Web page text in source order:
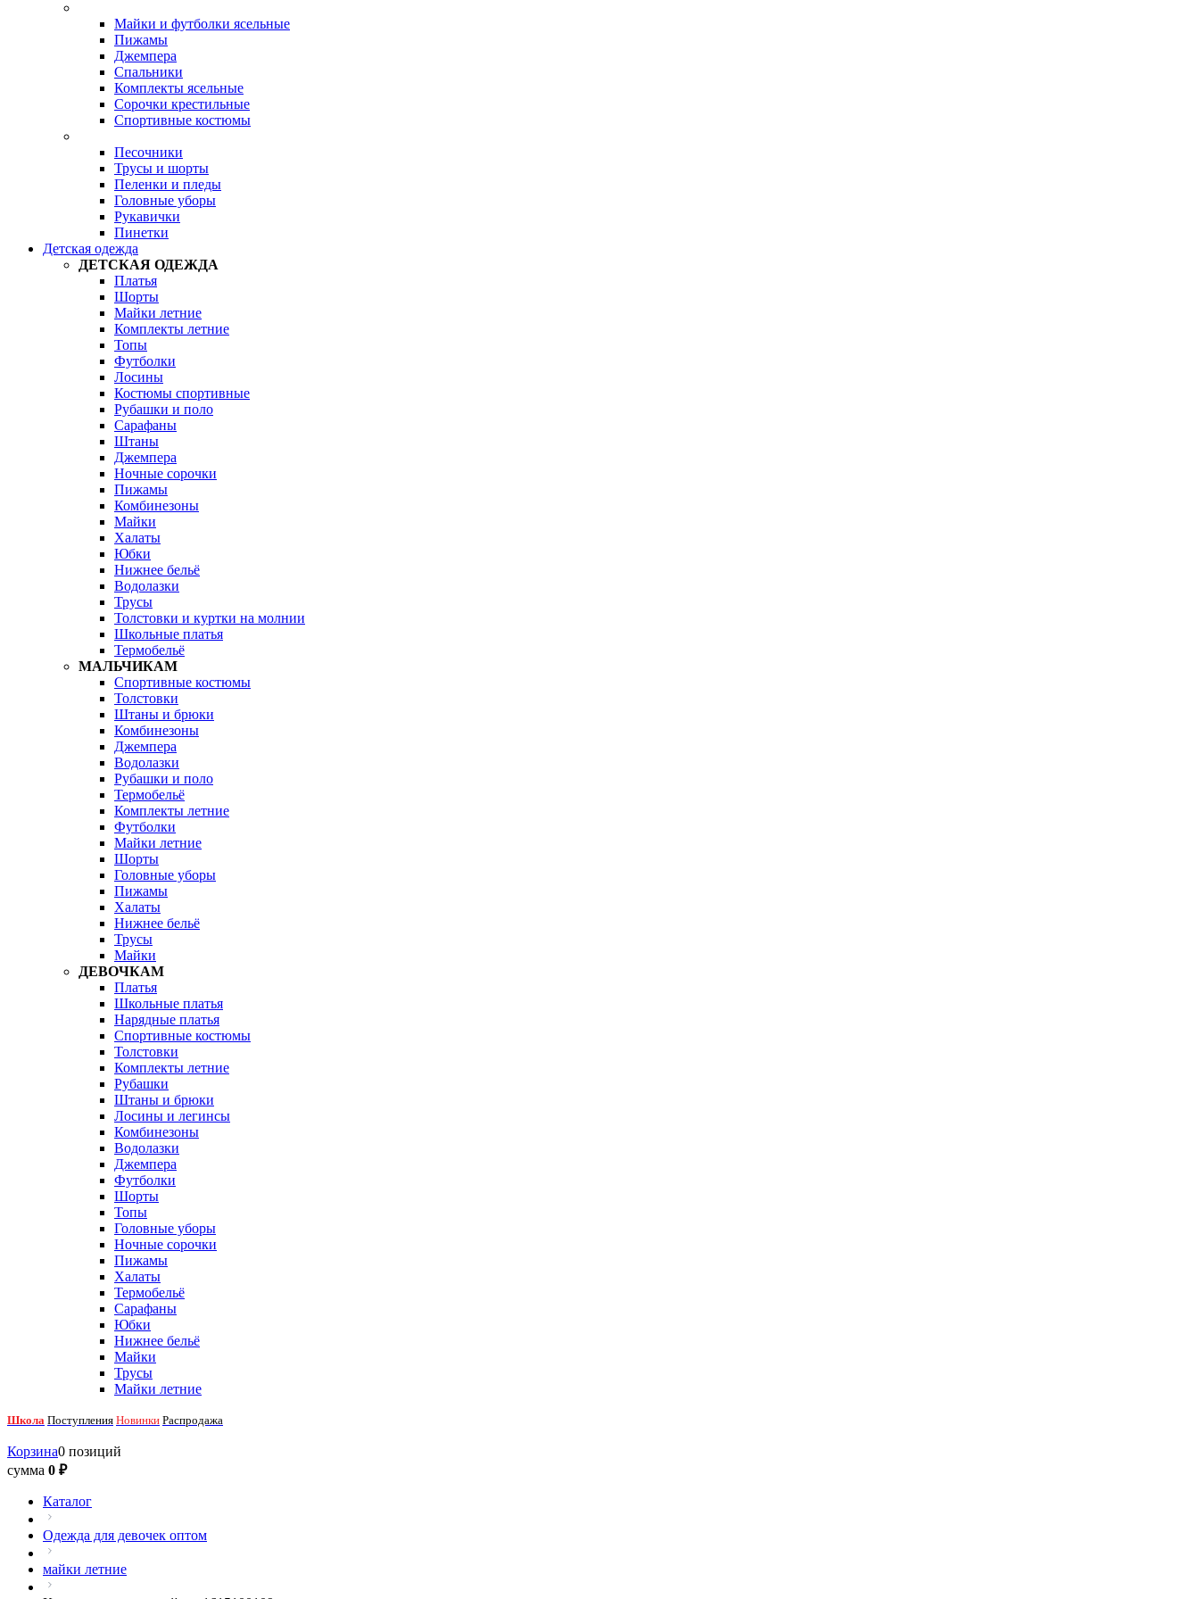
Майки и футболки ясельные
Пижамы
Джемпера
Спальники
Комплекты ясельные
Сорочки крестильные
Спортивные костюмы
Песочники
Трусы и шорты
Пеленки и пледы
Головные уборы
Рукавички
Пинетки
Детская одежда
ДЕТСКАЯ ОДЕЖДА
Платья
Шорты
Майки летние
Комплекты летние
Топы
Футболки
Лосины
Костюмы спортивные
Рубашки и поло
Сарафаны
Штаны
Джемпера
Ночные сорочки
Пижамы
Комбинезоны
Майки
Халаты
Юбки
Нижнее бельё
Водолазки
Трусы
Толстовки и куртки на молнии
Школьные платья
Термобельё
МАЛЬЧИКАМ
Спортивные костюмы
Толстовки
Штаны и брюки
Комбинезоны
Джемпера
Водолазки
Рубашки и поло
Термобельё
Комплекты летние
Футболки
Майки летние
Шорты
Головные уборы
Пижамы
Халаты
Нижнее бельё
Трусы
Майки
ДЕВОЧКАМ
Платья
Школьные платья
Нарядные платья
Спортивные костюмы
Толстовки
Комплекты летние
Рубашки
Штаны и брюки
Лосины и легинсы
Комбинезоны
Водолазки
Джемпера
Футболки
Шорты
Топы
Головные уборы
Ночные сорочки
Пижамы
Халаты
Термобельё
Сарафаны
Юбки
Нижнее бельё
Майки
Трусы
Майки летние
Школа Поступления Новинки Распродажа
Корзина0 позиций
сумма 0 ₽
Каталог
Одежда для девочек оптом
майки летние